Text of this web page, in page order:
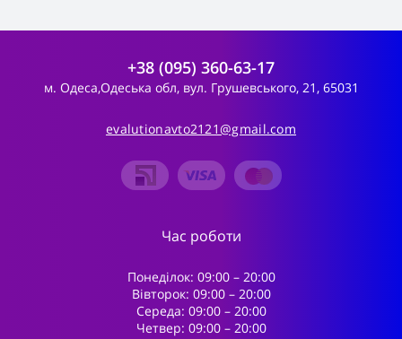
+38 (095) 360-63-17
м. Одеса,Одеська обл, вул. Грушевського, 21, 65031
evalutionavto2121@gmail.com
Час роботи
Понеділок: 09:00 – 20:00
Вівторок: 09:00 – 20:00
Середа: 09:00 – 20:00
Четвер: 09:00 – 20:00